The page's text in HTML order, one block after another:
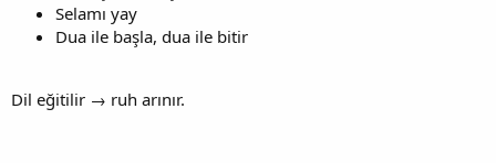
Selamı yay
Dua ile başla, dua ile bitir
Dil eğitilir → ruh arınır.